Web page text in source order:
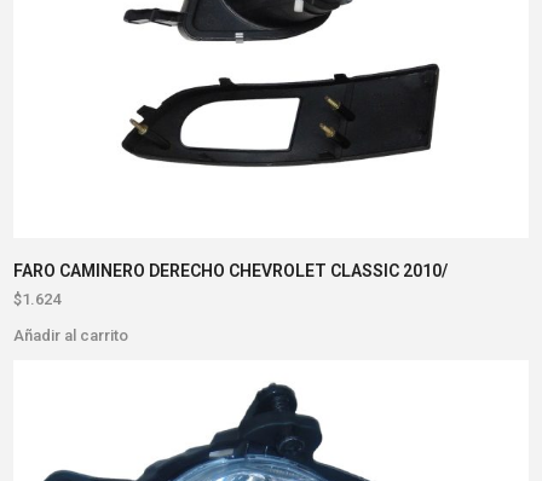
FARO CAMINERO DERECHO CHEVROLET CLASSIC 2010/
$1.624
Añadir al carrito